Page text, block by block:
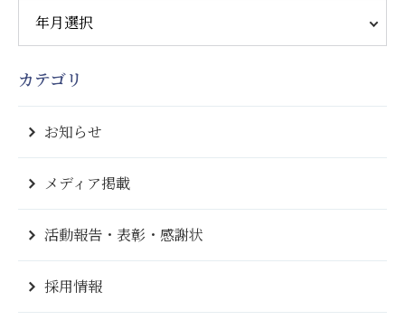
カテゴリ
お知らせ
メディア掲載
活動報告・表彰・感謝状
採用情報